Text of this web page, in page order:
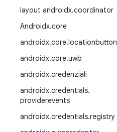
layout androidx.coordinator
Androidx.core
androidx.core.locationbutton
androidx.core.uwb
androidx.credenziali
androidx.credentials.
providerevents
androidx.credentials.registry